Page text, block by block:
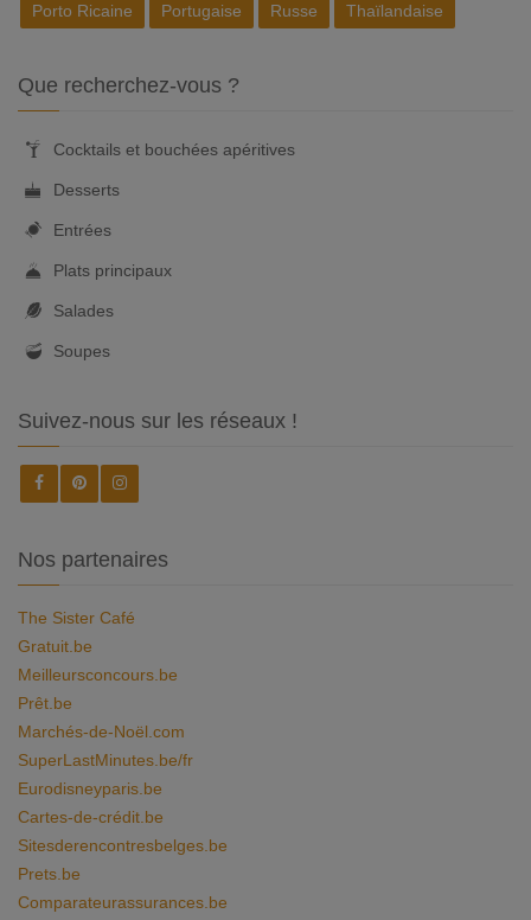
Porto Ricaine
Portugaise Russe Thaïlandaise
Que recherchez-vous ?
Cocktails et bouchées apéritives
Desserts
Entrées
Plats principaux
Salades
Soupes
Suivez-nous sur les réseaux !
Nos partenaires
The Sister Café
Gratuit.be
Meilleursconcours.be
Prêt.be
Marchés-de-Noël.com
SuperLastMinutes.be/fr
Eurodisneyparis.be
Cartes-de-crédit.be
Sitesderencontresbelges.be
Prets.be
Comparateurassurances.be